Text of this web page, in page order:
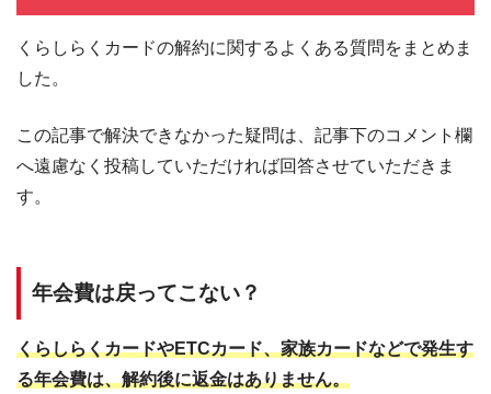
くらしらくカードの解約に関するよくある質問をまとめま
した。
この記事で解決できなかった疑問は、記事下のコメント欄
へ遠慮なく投稿していただければ回答させていただきま
す。
年会費は戻ってこない？
くらしらくカードやETCカード、家族カードなどで発生す
る年会費は、解約後に返金はありません。